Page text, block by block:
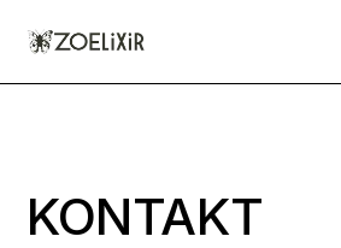
KONTAKT